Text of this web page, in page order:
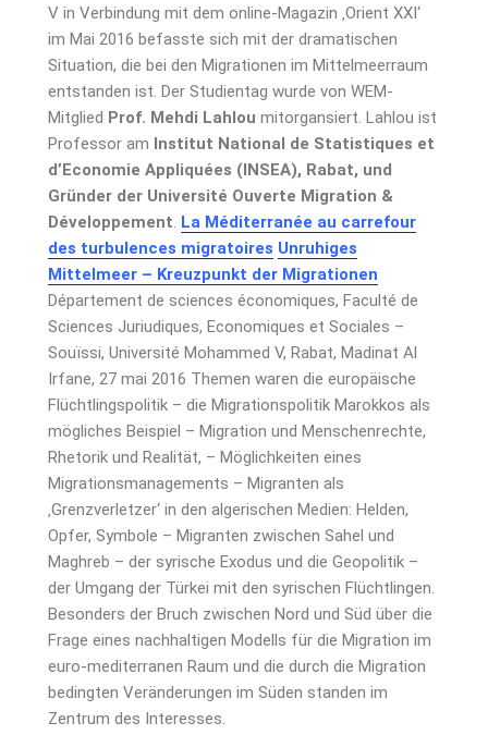
V in Verbindung mit dem online-Magazin ‚Orient XXI‘
im Mai 2016 befasste sich mit der dramatischen
Situation, die bei den Migrationen im Mittelmeerraum
entstanden ist. Der Studientag wurde von WEM-
Mitglied Prof. Mehdi Lahlou mitorgansiert. Lahlou ist
Professor am Institut National de Statistiques et
d’Economie Appliquées (INSEA), Rabat, und
Gründer der Université Ouverte Migration &
Développement. La Méditerranée au carrefour
des turbulences migratoires Unruhiges
Mittelmeer – Kreuzpunkt der Migrationen
Département de sciences économiques, Faculté de
Sciences Juriudiques, Economiques et Sociales –
Souïssi, Université Mohammed V, Rabat, Madinat Al
Irfane, 27 mai 2016 Themen waren die europäische
Flüchtlingspolitik – die Migrationspolitik Marokkos als
mögliches Beispiel – Migration und Menschenrechte,
Rhetorik und Realität, – Möglichkeiten eines
Migrationsmanagements – Migranten als
‚Grenzverletzer‘ in den algerischen Medien: Helden,
Opfer, Symbole – Migranten zwischen Sahel und
Maghreb – der syrische Exodus und die Geopolitik –
der Umgang der Türkei mit den syrischen Flüchtlingen.
Besonders der Bruch zwischen Nord und Süd über die
Frage eines nachhaltigen Modells für die Migration im
euro-mediterranen Raum und die durch die Migration
bedingten Veränderungen im Süden standen im
Zentrum des Interesses.